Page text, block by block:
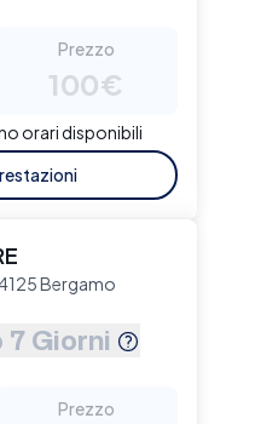
Prezzo
100€
orari disponibili
Bergamo
Giorni
Prezzo